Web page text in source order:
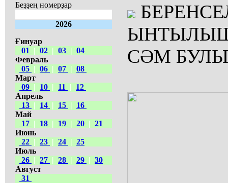
Беҙҙең номерҙар
2026
Ғинуар
01
| 02 | 03 | 04
Февраль
05 | 06 | 07 | 08
Март
09 | 10 | 11 |
12
Апрель
13 | 14 | 15 |
16
Май
17 | 18 | 19 | 20 | 21
Июнь
22 | 23 | 24 | 25
Июль
26 | 27 | 28 | 29 | 30
Август
31
СӘМ